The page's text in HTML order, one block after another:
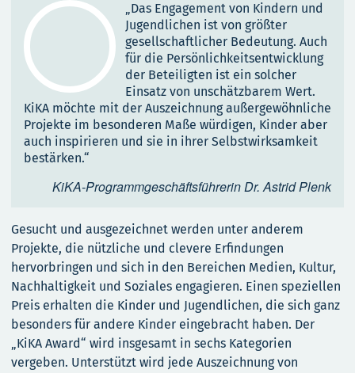
„Das Engagement von Kindern und
Jugendlichen ist von größter
gesellschaftlicher Bedeutung. Auch
für die Persönlichkeitsentwicklung
der Beteiligten ist ein solcher
Einsatz von unschätzbarem Wert.
KiKA möchte mit der Auszeichnung außergewöhnliche
Projekte im besonderen Maße würdigen, Kinder aber
auch inspirieren und sie in ihrer Selbstwirksamkeit
bestärken.“
KiKA-Programmgeschäftsführerin Dr. Astrid Plenk
Gesucht und ausgezeichnet werden unter anderem
Projekte, die nützliche und clevere Erfindungen
hervorbringen und sich in den Bereichen Medien, Kultur,
Nachhaltigkeit und Soziales engagieren. Einen speziellen
Preis erhalten die Kinder und Jugendlichen, die sich ganz
besonders für andere Kinder eingebracht haben. Der
„KiKA Award“ wird insgesamt in sechs Kategorien
vergeben. Unterstützt wird jede Auszeichnung von